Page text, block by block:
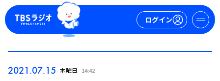
ログイン
2021.07.15 木曜日 14:42